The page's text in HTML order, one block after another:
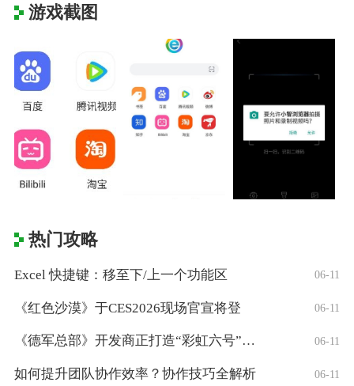
游戏截图
热门攻略
Excel 快捷键：移至下/上一个功能区 06-11
《红色沙漠》于CES2026现场官宣将登 06-11
《德军总部》开发商正打造“彩虹六号”风格 06-11
如何提升团队协作效率？协作技巧全解析 06-11